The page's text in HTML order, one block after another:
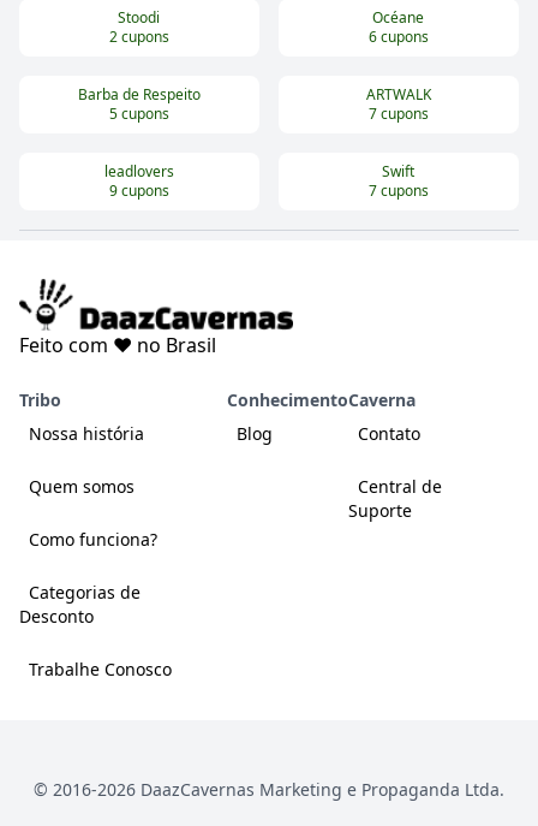
Stoodi
2cupons
Océane
6cupons
Barba de Respeito
5cupons
ARTWALK
7cupons
leadlovers
9cupons
Swift
7cupons
Feito com ❤️ no Brasil
Tribo
Nossa história
Quem somos
Como funciona?
Categorias de
Desconto
Trabalhe Conosco
Conhecimento
Blog
Caverna
Contato
Central de
Suporte
© 2016-2026 DaazCavernas Marketing e Propaganda Ltda.